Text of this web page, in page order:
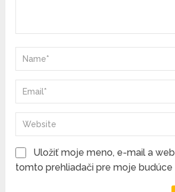
Uložiť moje meno, e-mail a
tomto prehliadači pre moje budúce